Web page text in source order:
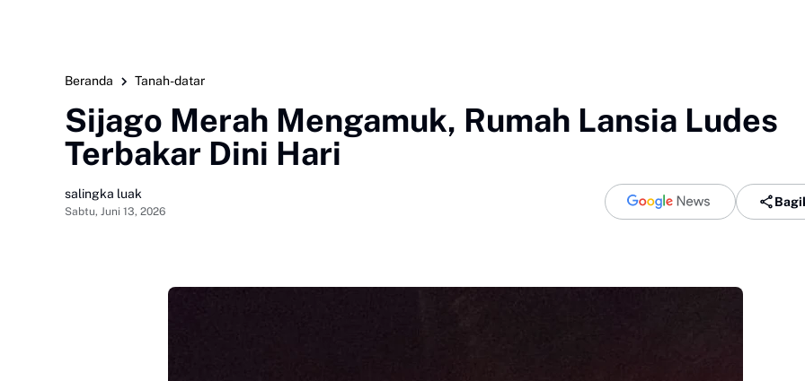
Beranda Tanah-datar
Sijago Merah Mengamuk, Rumah Lansia Ludes
Terbakar Dini Hari
salingka luak
Sabtu, Juni 13, 2026